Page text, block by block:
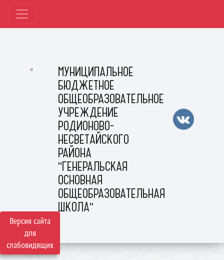
Версия сайта
для
слабовидящих
МУНИЦИПАЛЬНОЕ
БЮДЖЕТНОЕ
ОБЩЕОБРАЗОВАТЕЛЬНОЕ
УЧРЕЖДЕНИЕ
РОДИОНОВО-
НЕСВЕТАЙСКОГО
РАЙОНА
"ГЕНЕРАЛЬСКАЯ
ОСНОВНАЯ
ОБЩЕОБРАЗОВАТЕЛЬНАЯ
ШКОЛА"